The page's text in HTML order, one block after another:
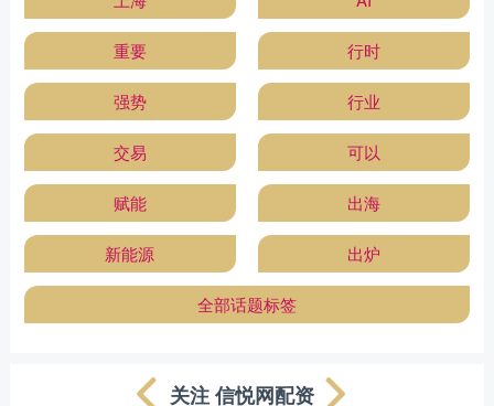
重要 行时
强势 行业
交易 可以
赋能 出海
新能源 出炉
全部话题标签
关注 信悦网配资